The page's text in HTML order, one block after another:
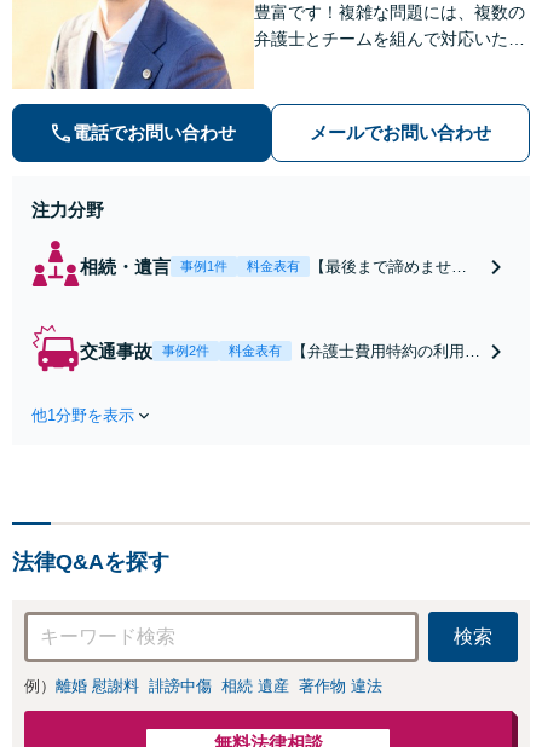
豊富です！複雑な問題には、複数の
弁護士とチームを組んで対応いたし
添い、不安を軽減します。まずはお
気軽にご相談ください。
電話でお問い合わせ メールでお問い合わせ
注力分野
相続・遺言 事例1件 料金表有
【最後まで諦めませ
合意してしまう前にご
交通事故 事例2件 料金表有
【弁護士費用特約の利用＆
は損をしてしまうかもしれ
他1分野を表示
法律Q&Aを探す
検索
例） 離婚 慰謝料 誹謗中傷 相続 遺産 著作物 違法
無料法律相談